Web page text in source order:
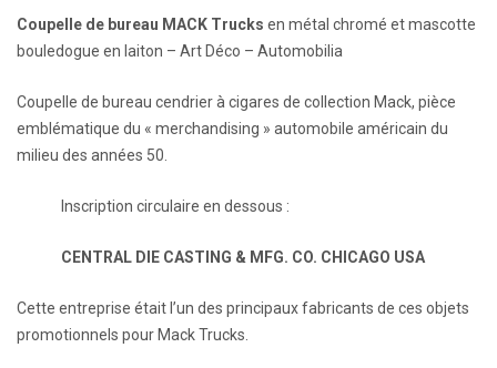
Coupelle de bureau MACK Trucks en métal chromé et mascotte
bouledogue en laiton – Art Déco – Automobilia
Coupelle de bureau cendrier à cigares de collection Mack, pièce
emblématique du « merchandising » automobile américain du
milieu des années 50.
Inscription circulaire en dessous :
CENTRAL DIE CASTING & MFG. CO. CHICAGO USA
Cette entreprise était l’un des principaux fabricants de ces objets
promotionnels pour Mack Trucks.